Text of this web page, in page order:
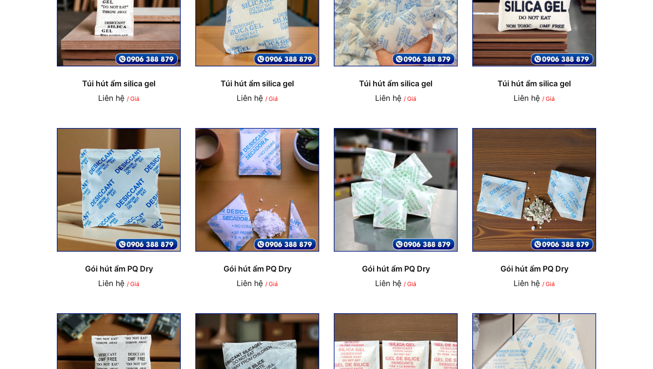
Túi hút ẩm silica gel
Liên hệ / Giá
Túi hút ẩm silica gel
Liên hệ / Giá
Túi hút ẩm silica gel
Liên hệ / Giá
Túi hút ẩm silica gel
Liên hệ / Giá
Gói hút ẩm PQ Dry
Liên hệ / Giá
Gói hút ẩm PQ Dry
Liên hệ / Giá
Gói hút ẩm PQ Dry
Liên hệ / Giá
Gói hút ẩm PQ Dry
Liên hệ / Giá